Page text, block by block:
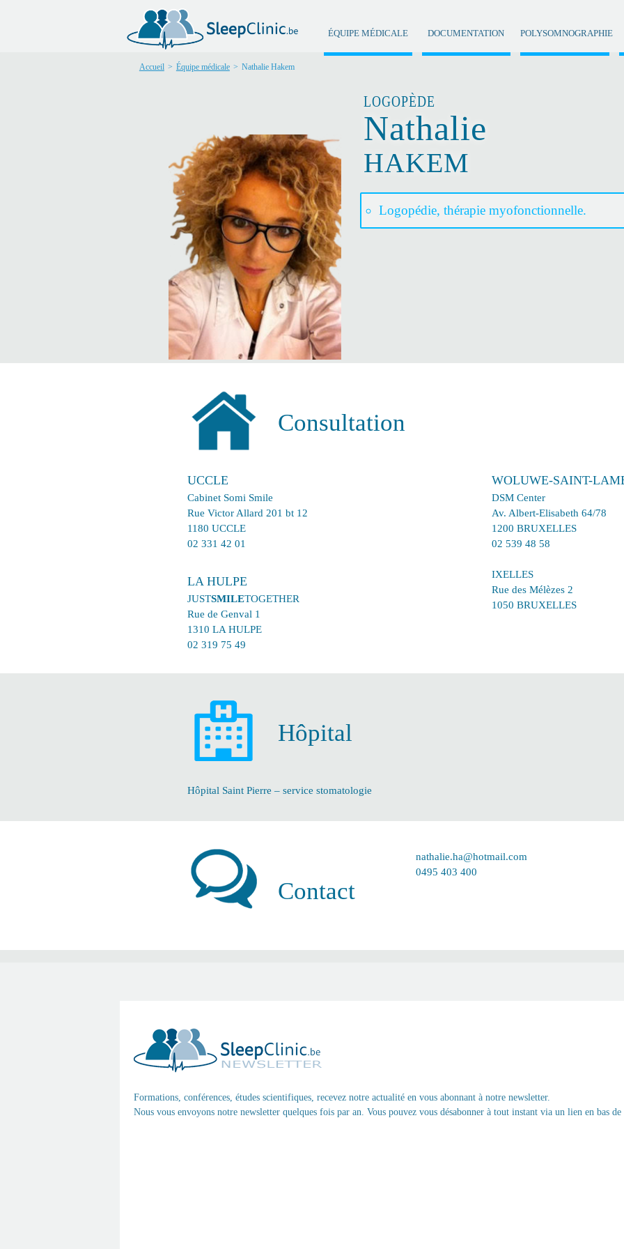
ÉQUIPE MÉDICALE DOCUMENTATION POLYSOMNOGRAPHIE
Accueil > Équipe médicale > Nathalie Hakem
LOGOPÈDE
Nathalie
HAKEM
Logopédie, thérapie myofonctionnelle.
Consultation
UCCLE
Cabinet Somi Smile
Rue Victor Allard 201 bt 12
1180 UCCLE
02 331 42 01
LA HULPE
JUSTSMILETOGETHER
Rue de Genval 1
1310 LA HULPE
02 319 75 49
WOLUWE-SAINT-
DSM Center
Av. Albert-Elisabeth 64/78
1200 BRUXELLES
02 539 48 58
IXELLES
Rue des Mélèzes 2
1050 BRUXELLES
Hôpital
Hôpital Saint Pierre – service stomatologie
Contact
nathalie.ha@hotmail.com
0495 403 400
Formations, conférences, études scientifiques, recevez notre actualité en vous abonnant à notre newsletter.
Nous vous envoyons notre newsletter quelques fois par an. Vous pouvez vous désabonner à tout instant via un lien en bas de